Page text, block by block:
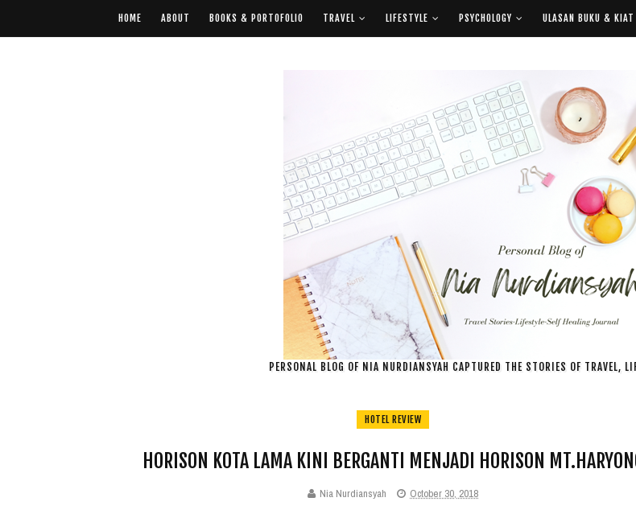
HOME ABOUT BOOKS & PORTOFOLIO TRAVEL LIFESTYLE PSYCHOLOGY ULASAN BUKU & KIAT
PERSONAL BLOG OF NIA NURDIANSYAH CAPTURED THE STORIES OF TRAVEL,
HOTEL REVIEW
HORISON KOTA LAMA KINI BERGANTI MENJADI HORISON
Nia Nurdiansyah October 30, 2018